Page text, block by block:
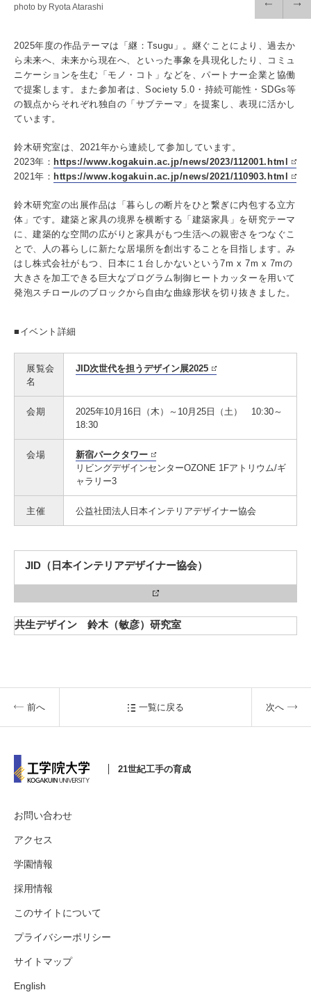
2. 工学院大学ヒストリー
5. 遠隔授業リンク集
6. 寄付・ご支援
photo by Ryota Atarashi
2025年度の作品テーマは「継：Tsugu」。継ぐことにより、過去か
ら未来へ、未来から現在へ、といった事象を具現化したり、コミュ
ニケーションを生む「モノ・コト」などを、パートナー企業と協働
で提案します。また参加者は、Society 5.0・持続可能性・SDGs等
の観点からそれぞれ独自の「サブテーマ」を提案し、表現に活かし
ています。
鈴木研究室は、2021年から連続して参加しています。
2023年： https://www.kogakuin.ac.jp/news/2023/112001.html
2021年： https://www.kogakuin.ac.jp/news/2021/110903.html
鈴木研究室の出展作品は「暮らしの断片をひと繋ぎに内包する立方
体」です。建築と家具の境界を横断する「建築家具」を研究テーマ
に、建築的な空間の広がりと家具がもつ生活への親密さをつなぐこ
とで、人の暮らしに新たな居場所を創出することを目指します。み
はし株式会社がもつ、日本に１台しかないという7m x 7m x 7mの
大きさを加工できる巨大なプログラム制御ヒートカッターを用いて
発泡スチロールのブロックから自由な曲線形状を切り抜きました。
■イベント詳細
展覧会
名
JID次世代を担うデザイン展2025
会期
2025年10月16日（木）～10月25日（土） 10:30～
18:30
会場
新宿パークタワー
リビングデザインセンターOZONE 1Fアトリウム/ギ
ャラリー3
主催 公益社団法人日本インテリアデザイナー協会
JID（日本インテリアデザイナー協会）
共生デザイン 鈴木（敏彦）研究室
前へ 一覧に戻る 次へ
21世紀工手の育成
お問い合わせ
アクセス
学園情報
採用情報
このサイトについて
プライバシーポリシー
サイトマップ
English